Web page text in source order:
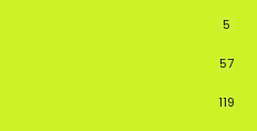
5
57
119